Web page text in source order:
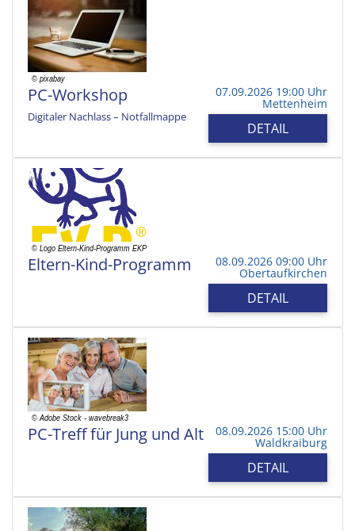
PC-Workshop
Digitaler Nachlass – Notfallmappe
07.09.2026 19:00 Uhr
Mettenheim
DETAIL
Eltern-Kind-Programm 08.09.2026 09:00 Uhr
Obertaufkirchen
DETAIL
PC-Treff für Jung und Alt 08.09.2026 15:00 Uhr
Waldkraiburg
DETAIL